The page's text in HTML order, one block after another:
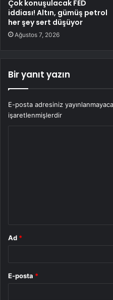
Çok konuşulacak FED
iddiası! Altın, gümüş petrol
her şey sert düşüyor
Ağustos 7, 2026
Bir yanıt yazın
E-posta adresiniz
işaretlenmişlerdir
Ad *
E-posta *